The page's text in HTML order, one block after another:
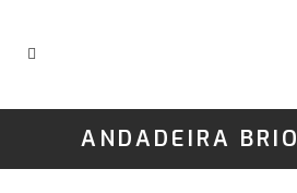
ANDADEIRA BRIO